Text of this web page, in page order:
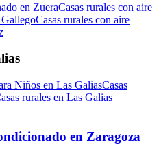
en ZueraCasas rurales con aire
Casas rurales con aire
Niños en Las GaliasCasas
rurales en Las Galias
en Zaragoza